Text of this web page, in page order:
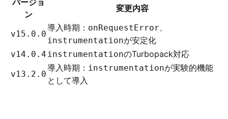
バージョ
ン
変更内容
v15.0.0
導入時期： onRequestError、
instrumentationが安定化
v14.0.4 instrumentationのTurbopack対応
v13.2.0
導入時期： instrumentationが実験的機能
として導入